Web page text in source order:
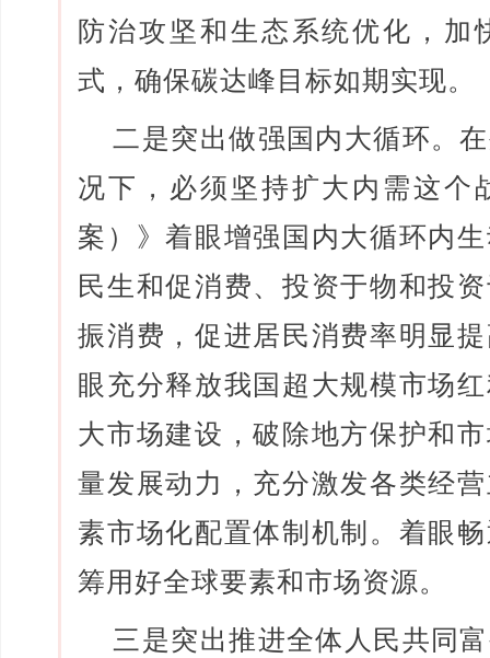
防治攻坚和生态系统优化，加
式，确保碳达峰目标如期实现。
二是突出做强国内大循环。
况下，必须坚持扩大内需这个
案）》着眼增强国内大循环内
民生和促消费、投资于物和投
振消费，促进居民消费率明显
眼充分释放我国超大规模市场
大市场建设，破除地方保护和
量发展动力，充分激发各类经
素市场化配置体制机制。着眼
筹用好全球要素和市场资源。
三是突出推进全体人民共同